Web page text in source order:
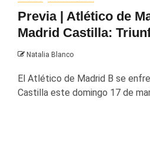
Previa | Atlético de
Madrid Castilla:
Natalia Blanco
El Atlético de Madrid B se
Castilla este domingo 17 de